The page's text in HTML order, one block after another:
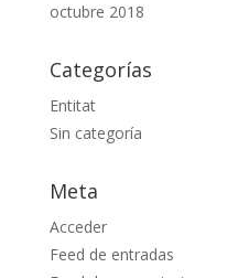
octubre 2018
Categorías
Entitat
Sin categoría
Meta
Acceder
Feed de entradas